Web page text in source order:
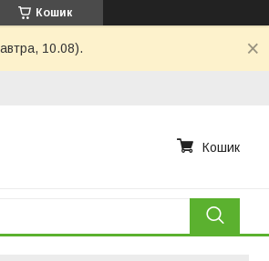
Кошик
10.08).
Кошик